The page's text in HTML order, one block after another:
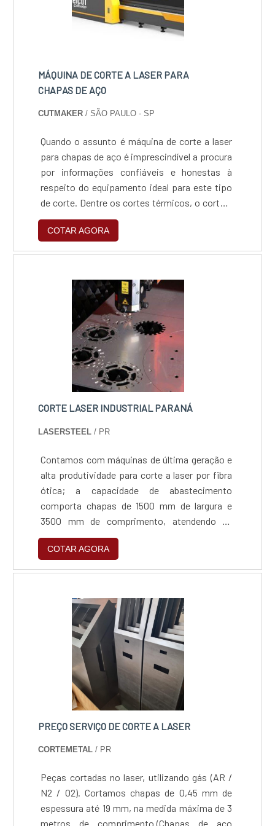
MÁQUINA DE CORTE A LASER PARA
CHAPAS DE AÇO
CUTMAKER / SÃO PAULO - SP
Quando o assunto é máquina de corte a laser
para chapas de aço é imprescindível a procura
por informações confiáveis e honestas à
respeito do equipamento ideal para este tipo
de corte. Dentre os cortes térmicos, o corte a
laser se destaca por sua versatilidade, por
isto, têm se tornado cada vez mais presente
nas fábricas e indústrias do Brasil.O laser de
gravação e corte de metais, possui uma alta
COTAR AGORA
CORTE LASER INDUSTRIAL PARANÁ
LASERSTEEL / PR
Contamos com máquinas de última geração e
alta produtividade para corte a laser por fibra
ótica; a capacidade de abastecimento
comporta chapas de 1500 mm de largura e
3500 mm de comprimento, atendendo as
espessuras de até 16mm em aço carbono,
8mm em aço inox, 4mm em alumínio e 3mm
em latão.
COTAR AGORA
PREÇO SERVIÇO DE CORTE A LASER
CORTEMETAL / PR
Peças cortadas no laser, utilizando gás (AR /
N2 / O2). Cortamos chapas de 0,45 mm de
espessura até 19 mm, na medida máxima de 3
metros de comprimento.(Chapas de aço